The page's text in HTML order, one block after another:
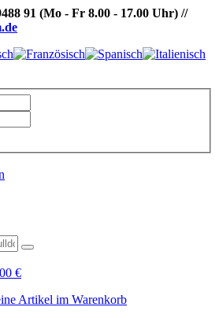
91 (Mo - Fr 8.00 - 17.00 Uhr) //
€
Artikel im Warenkorb